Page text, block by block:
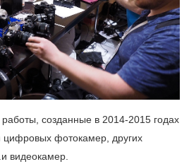
созданные в 2014-2015 годах
фотокамер, других
видеокамер.